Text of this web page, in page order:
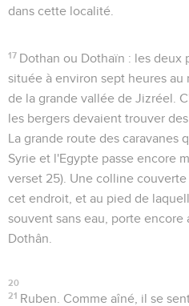
dans cette localité.
17 Dothan ou Dothaïn : les deux
située à environ sept heures au
de la grande vallée de Jizréel.
les bergers devaient trouver
La grande route des caravanes
Syrie et l'Egypte passe encore
verset 25). Une colline
cet endroit, et au pied de
souvent sans eau, porte
Dothân
20
21 Ruben . Comme aîné, il se